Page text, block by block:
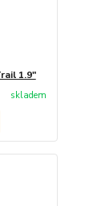
1.9"
skladem